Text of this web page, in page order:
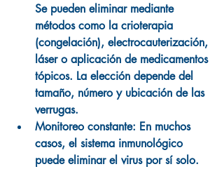
Se pueden eliminar mediante
métodos como la crioterapia
(congelación), electrocauterización,
láser o aplicación de medicamentos
tópicos. La elección depende del
tamaño, número y ubicación de las
verrugas.
Monitoreo constante: En muchos
casos, el sistema inmunológico
puede eliminar el virus por sí solo.